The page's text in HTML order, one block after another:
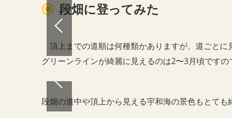
段畑に登ってみた
頂上までの道順は何種類かありますが、道ごと
グリーンラインが綺麗に見えるのは2〜3月頃ですの
段畑の道中や頂上から見える宇和海の景色もとても